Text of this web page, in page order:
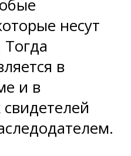
несут
Тогда
в
и в
свидетелей